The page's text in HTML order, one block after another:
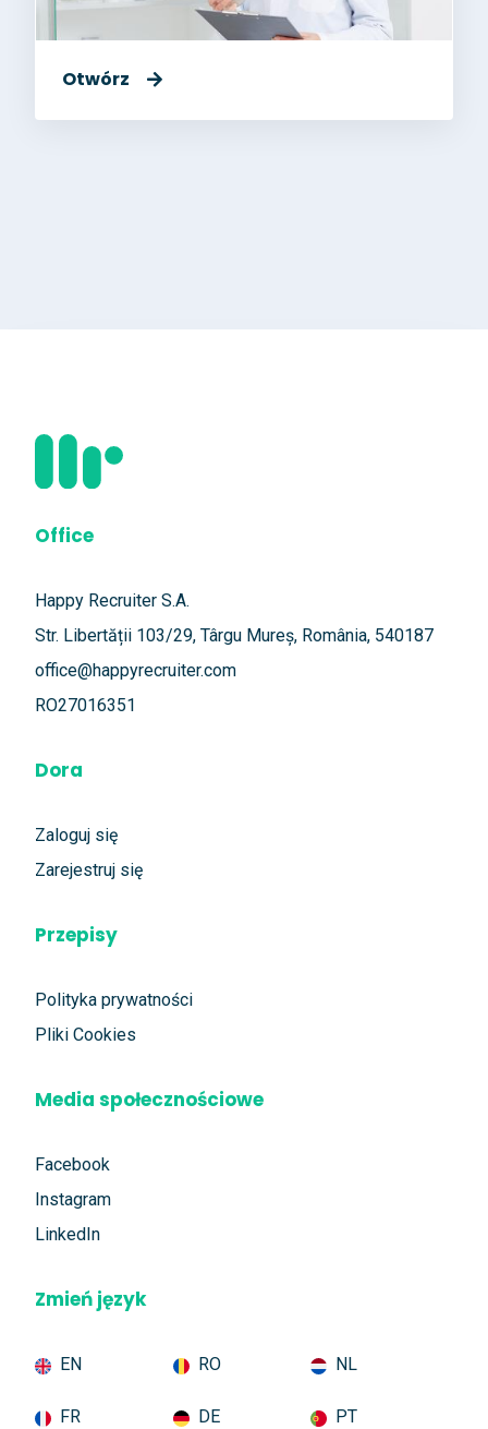
Otwórz
Office
Happy Recruiter S.A.
Str. Libertății 103/29, Târgu Mureș, România, 540187
office@happyrecruiter.com
RO27016351
Dora
Zaloguj się
Zarejestruj się
Przepisy
Polityka prywatności
Pliki Cookies
Media społecznościowe
Facebook
Instagram
LinkedIn
Zmień język
EN RO NL
FR DE PT